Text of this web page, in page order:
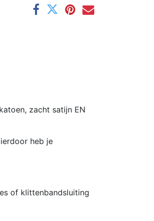
zacht satijn EN
heb je
of klittenbandsluiting